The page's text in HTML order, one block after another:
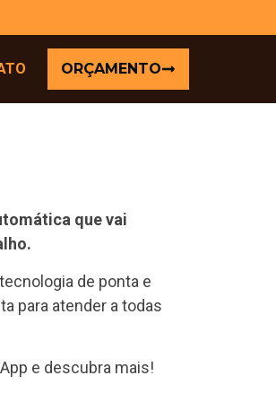
ORÇAMENTO
que vai
de ponta e
para atender a todas
e descubra mais!